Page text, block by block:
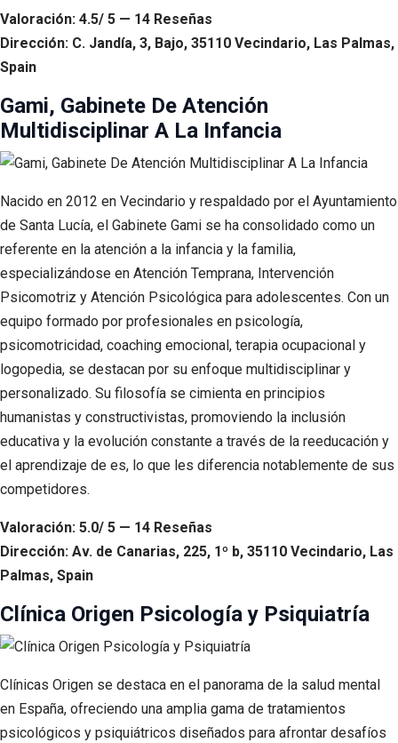
Valoración: 4.5/ 5 — 14 Reseñas
Dirección: C. Jandía, 3, Bajo, 35110 Vecindario, Las Palmas,
Spain
Gami, Gabinete De Atención
Multidisciplinar A La Infancia
Nacido en 2012 en Vecindario y respaldado por el Ayuntamiento
de Santa Lucía, el Gabinete Gami se ha consolidado como un
referente en la atención a la infancia y la familia,
especializándose en Atención Temprana, Intervención
Psicomotriz y Atención Psicológica para adolescentes. Con un
equipo formado por profesionales en psicología,
psicomotricidad, coaching emocional, terapia ocupacional y
logopedia, se destacan por su enfoque multidisciplinar y
personalizado. Su filosofía se cimienta en principios
humanistas y constructivistas, promoviendo la inclusión
educativa y la evolución constante a través de la reeducación y
el aprendizaje de es, lo que les diferencia notablemente de sus
competidores.
Valoración: 5.0/ 5 — 14 Reseñas
Dirección: Av. de Canarias, 225, 1º b, 35110 Vecindario, Las
Palmas, Spain
Clínica Origen Psicología y Psiquiatría
Clínicas Origen se destaca en el panorama de la salud mental
en España, ofreciendo una amplia gama de tratamientos
psicológicos y psiquiátricos diseñados para afrontar desafíos